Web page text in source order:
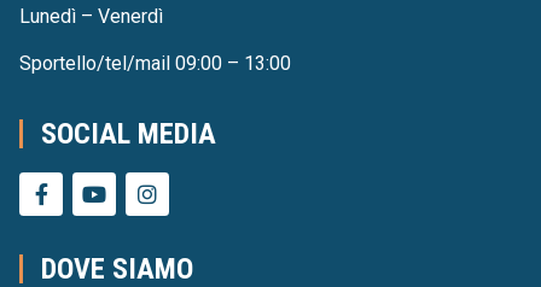
Lunedì – Venerdì
Sportello/tel/mail 09:00 – 13:00
SOCIAL MEDIA
DOVE SIAMO